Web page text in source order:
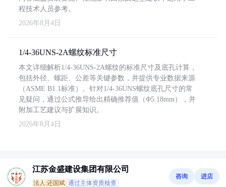
程技术人员参考。
2026年8月4日
1/4-36UNS-2A螺纹标准尺寸
本文详细解析1/4-36UNS-2A螺纹的标准尺寸及底孔计算，
包括外径、螺距、公差等关键参数，并提供专业数据来源
（ASME B1.1标准）。针对1/4-36UNS螺纹底孔尺寸的常
见疑问，通过公式推导给出精确推荐值（Φ5.18mm），并
附加工艺建议与扩展知识。
2026年8月4日
江苏金盛建设集团有限公司
法人:还国斌 通过主体资质核查
咨询 进店